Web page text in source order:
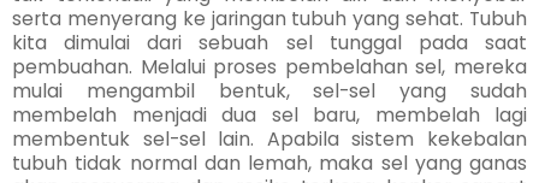
serta menyerang ke jaringan tubuh yang sehat. Tubuh
kita dimulai dari sebuah sel tunggal pada saat
pembuahan. Melalui proses pembelahan sel, mereka
mulai mengambil bentuk, sel-sel yang sudah
membelah menjadi dua sel baru, membelah lagi
membentuk sel-sel lain. Apabila sistem kekebalan
tubuh tidak normal dan lemah, maka sel yang ganas